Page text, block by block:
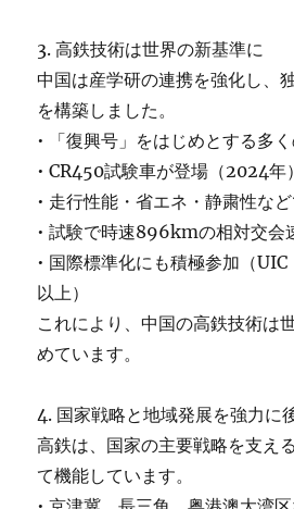
3. 高鉄技術は世界の新基準に
中国は産学研の連携を強化し、
を構築しました。
• 「復興号」をはじめとする多
• CR450試験車が登場（2024年）
• 走行性能・省エネ・静粛性な
• 試験で時速896kmの相対交会
• 国際標準化にも積極参加（
以上）
これにより、中国の高鉄技術は
めています。
4. 国家戦略と地域発展を強力に
高鉄は、国家の主要戦略を支え
て機能しています。